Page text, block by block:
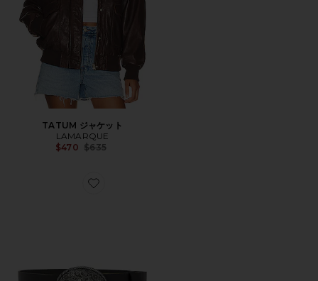
TATUM ジャケット
LAMARQUE
$470 Previous price:
$635
Favorite METAL BUCKLE LEATHER ベルト